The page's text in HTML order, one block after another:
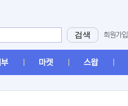
검색 회원가입
마켓 스왑